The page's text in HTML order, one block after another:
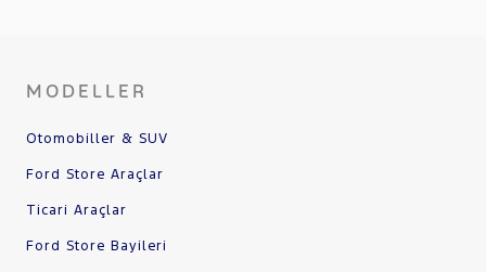
MODELLER
Otomobiller & SUV
Ford Store Araçlar
Ticari Araçlar
Ford Store Bayileri